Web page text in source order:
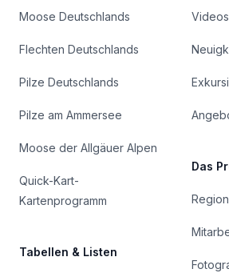
Moose Deutschlands
Flechten Deutschlands
Pilze Deutschlands
Pilze am Ammersee
Moose der Allgäuer Alpen
Quick-Kart-
Kartenprogramm
Tabellen & Listen
Videos
Das